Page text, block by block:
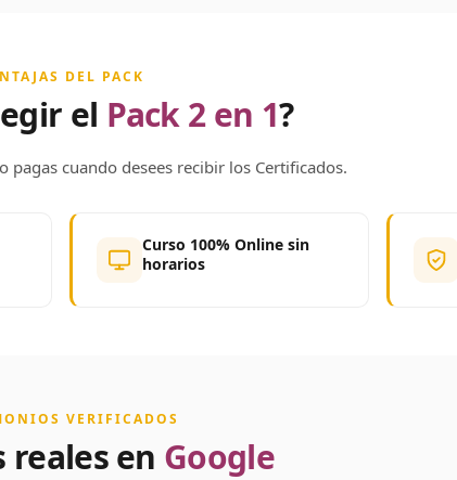
DEL PACK
el Pack 2 en 1?
pagas cuando desees recibir los Certificados.
Curso 100% Online sin
horarios
VERIFICADOS
reales en Google